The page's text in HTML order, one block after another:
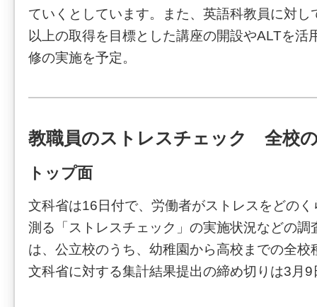
ていくとしています。また、英語科教員に対し
以上の取得を目標とした講座の開設やALTを活
修の実施を予定。
教職員のストレスチェック 全校
トップ面
文科省は16日付で、労働者がストレスをどの
測る「ストレスチェック」の実施状況などの調
は、公立校のうち、幼稚園から高校までの全校
文科省に対する集計結果提出の締め切りは3月9